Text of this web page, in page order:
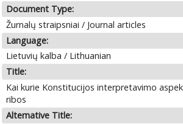
Document Type:
Žurnalų straipsniai / Journal articles
Language:
Lietuvių kalba / Lithuanian
Title:
Kai kurie Konstitucijos interpretavimo
ribos
Alternative Title: